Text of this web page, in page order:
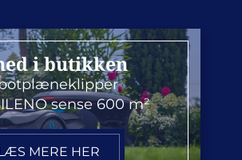
i butikken
sense 600 m²
MERE HER